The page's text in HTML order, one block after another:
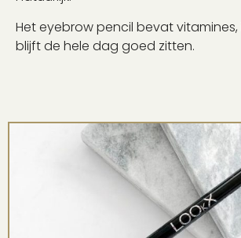
Het eyebrow pencil bevat
blijft de hele dag goed zitten.